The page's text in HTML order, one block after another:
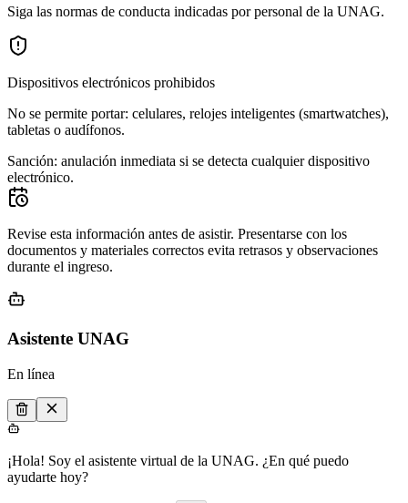
Siga las normas de conducta indicadas por personal de la UNAG.
Dispositivos electrónicos prohibidos
No se permite portar: celulares, relojes inteligentes (smartwatches),
tabletas o audífonos.
Sanción: anulación inmediata si se detecta cualquier dispositivo
electrónico.
Revise esta información antes de asistir. Presentarse con los
documentos y materiales correctos evita retrasos y observaciones
durante el ingreso.
Asistente UNAG
En línea
¡Hola! Soy el asistente virtual de la UNAG. ¿En qué puedo
ayudarte hoy?